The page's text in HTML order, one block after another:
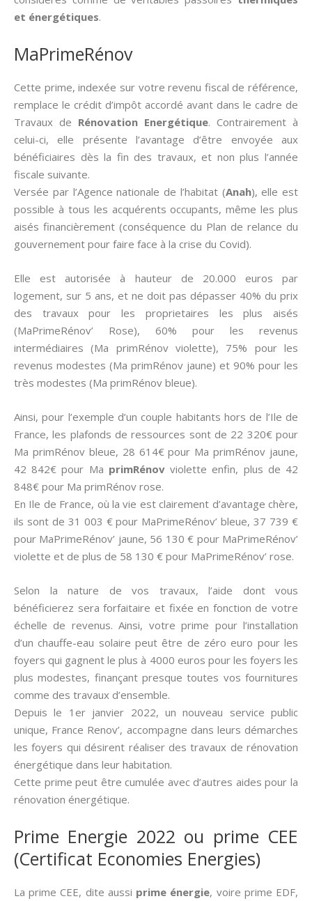
et énergétiques.
MaPrimeRénov
Cette prime, indexée sur votre revenu fiscal de référence,
remplace le crédit d’impôt accordé avant dans le cadre de
Travaux de Rénovation Energétique. Contrairement à
celui-ci, elle présente l’avantage d’être envoyée aux
bénéficiaires dès la fin des travaux, et non plus l’année
fiscale suivante.
Versée par l’Agence nationale de l’habitat (Anah), elle est
possible à tous les acquérents occupants, même les plus
aisés financièrement (conséquence du Plan de relance du
gouvernement pour faire face à la crise du Covid).
Elle est autorisée à hauteur de 20.000 euros par
logement, sur 5 ans, et ne doit pas dépasser 40% du prix
des travaux pour les proprietaires les plus aisés
(MaPrimeRénov’ Rose), 60% pour les revenus
intermédiaires (Ma primRénov violette), 75% pour les
revenus modestes (Ma primRénov jaune) et 90% pour les
très modestes (Ma primRénov bleue).
Ainsi, pour l’exemple d’un couple habitants hors de l’Ile de
France, les plafonds de ressources sont de 22 320€ pour
Ma primRénov bleue, 28 614€ pour Ma primRénov jaune,
42 842€ pour Ma primRénovviolette enfin, plus de 42
848€ pour Ma primRénov rose.
En Ile de France, où la vie est clairement d’avantage chère,
ils sont de 31 003 € pour MaPrimeRénov’ bleue, 37 739 €
pour MaPrimeRénov’ jaune, 56 130 € pour MaPrimeRénov’
violette et de plus de 58 130 € pour MaPrimeRénov’ rose.
Selon la nature de vos travaux, l’aide dont vous
bénéficierez sera forfaitaire et fixée en fonction de votre
échelle de revenus. Ainsi, votre prime pour l’installation
d’un chauffe-eau solaire peut être de zéro euro pour les
foyers qui gagnent le plus à 4000 euros pour les foyers les
plus modestes, finançant presque toutes vos fournitures
comme des travaux d’ensemble.
Depuis le 1er janvier 2022, un nouveau service public
unique, France Renov’, accompagne dans leurs démarches
les foyers qui désirent réaliser des travaux de rénovation
énergétique dans leur habitation.
Cette prime peut être cumulée avec d’autres aides pour la
rénovation énergétique.
Prime Energie 2022 ou prime CEE
(Certificat Economies Energies)
La prime CEE, dite aussi­ prime énergie, voire prime EDF,